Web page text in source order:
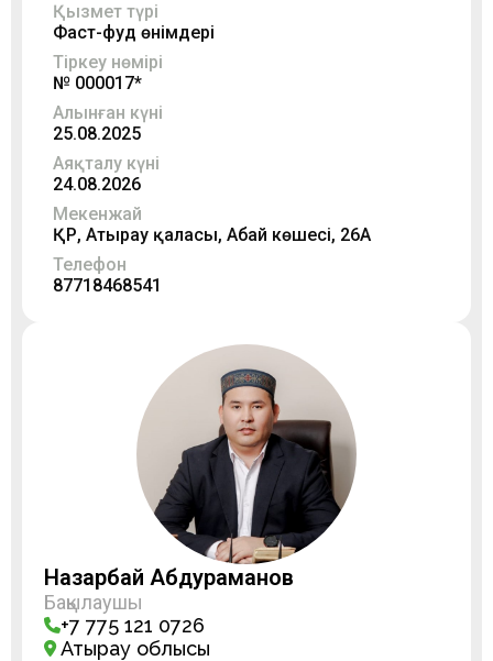
Қызмет түрі
Фаст-фуд өнімдері
Тіркеу нөмірі
№ 000017*
Алынған күні
25.08.2025
Аяқталу күні
24.08.2026
Мекенжай
ҚР, Атырау қаласы, Абай көшесі, 26А
Телефон
87718468541
Назарбай Абдураманов
Бақылаушы
+7 775 121 0726
Атырау облысы